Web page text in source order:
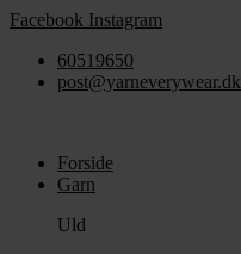
Videre
indhold
Facebook Instagram
60519650
post@yarneverywear.dk
Forside
Garn
Uld